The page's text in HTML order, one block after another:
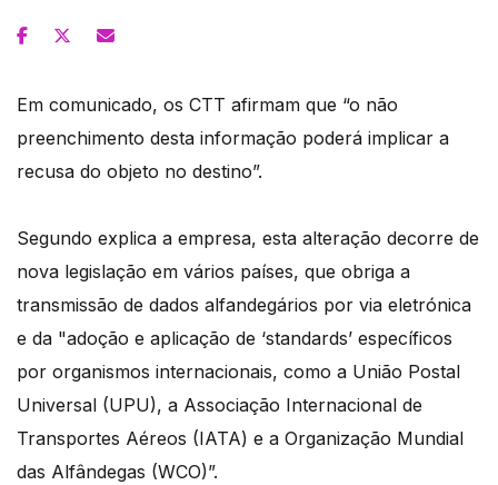
Em comunicado, os CTT afirmam que “o não
preenchimento desta informação poderá implicar a
recusa do objeto no destino”.
Segundo explica a empresa, esta alteração decorre de
nova legislação em vários países, que obriga a
transmissão de dados alfandegários por via eletrónica
e da "adoção e aplicação de ‘standards’ específicos
por organismos internacionais, como a União Postal
Universal (UPU), a Associação Internacional de
Transportes Aéreos (IATA) e a Organização Mundial
das Alfândegas (WCO)”.